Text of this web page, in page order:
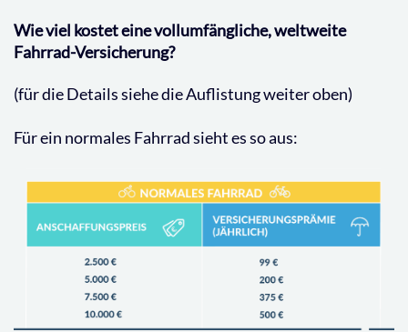
Wie viel kostet eine vollumfängliche, weltweite
Fahrrad-Versicherung?
(für die Details siehe die Auflistung weiter oben)
Für ein normales Fahrrad sieht es so aus: